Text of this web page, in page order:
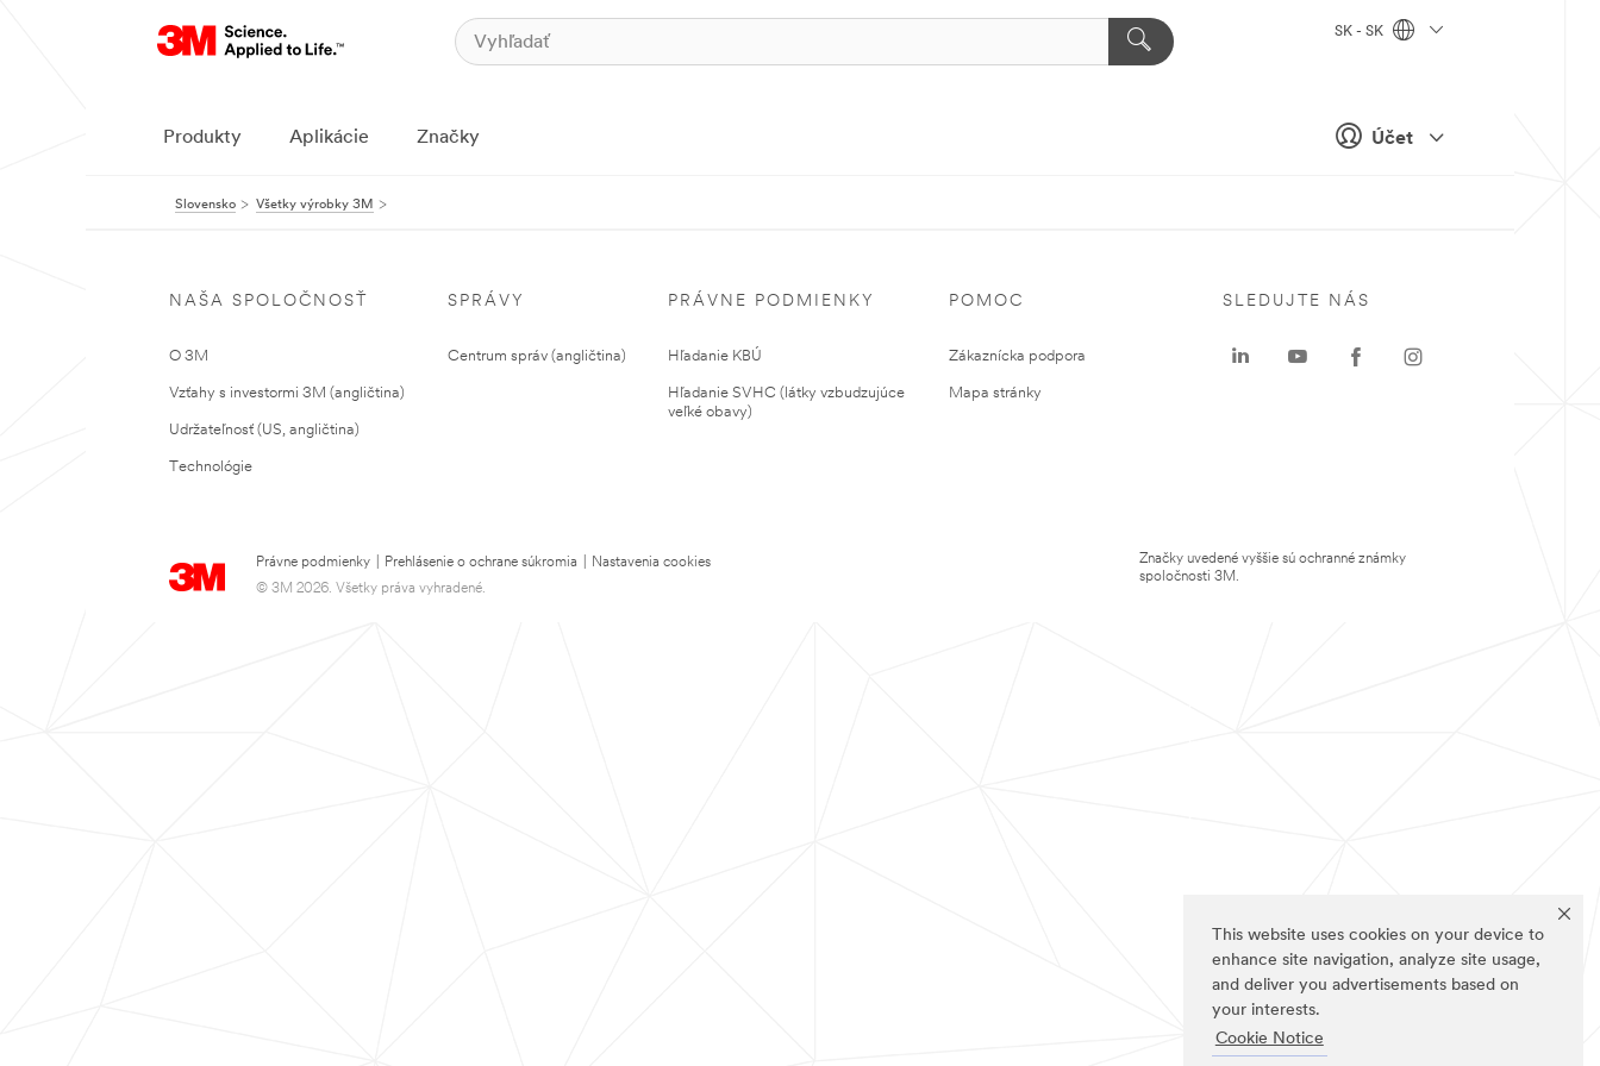
This website uses cookies on your device to
enhance site navigation, analyze site usage,
and deliver you advertisements based on
your interests.
Cookie Notice
Účet
SK - SK
Produkty Aplikácie Značky
Slovensko Všetky výrobky 3M
NAŠA SPOLOČNOSŤ
O 3M
Vzťahy s investormi 3M (angličtina)
Udržateľnosť (US, angličtina)
Technológie
SPRÁVY
Centrum správ (angličtina)
PRÁVNE PODMIENKY
Hľadanie KBÚ
Hľadanie SVHC (látky vzbudzujúce
veľké obavy)
POMOC
Zákaznícka podpora
Mapa stránky
Právne podmienky Prehlásenie o ochrane súkromia
Nastavenia cookies
© 3M 2026. Všetky práva vyhradené.
SLEDUJTE NÁS
Značky uvedené vyššie sú ochranné známky
spoločnosti 3M.